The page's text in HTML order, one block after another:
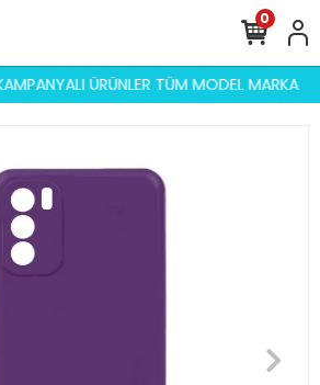
KAMPANYALI ÜRÜNLER TÜM MODEL MARKA
0